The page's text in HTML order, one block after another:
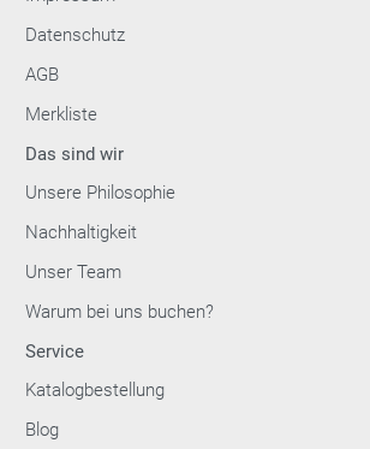
Datenschutz
AGB
Merkliste
Das sind wir
Unsere Philosophie
Nachhaltigkeit
Unser Team
Warum bei uns buchen?
Service
Katalogbestellung
Blog